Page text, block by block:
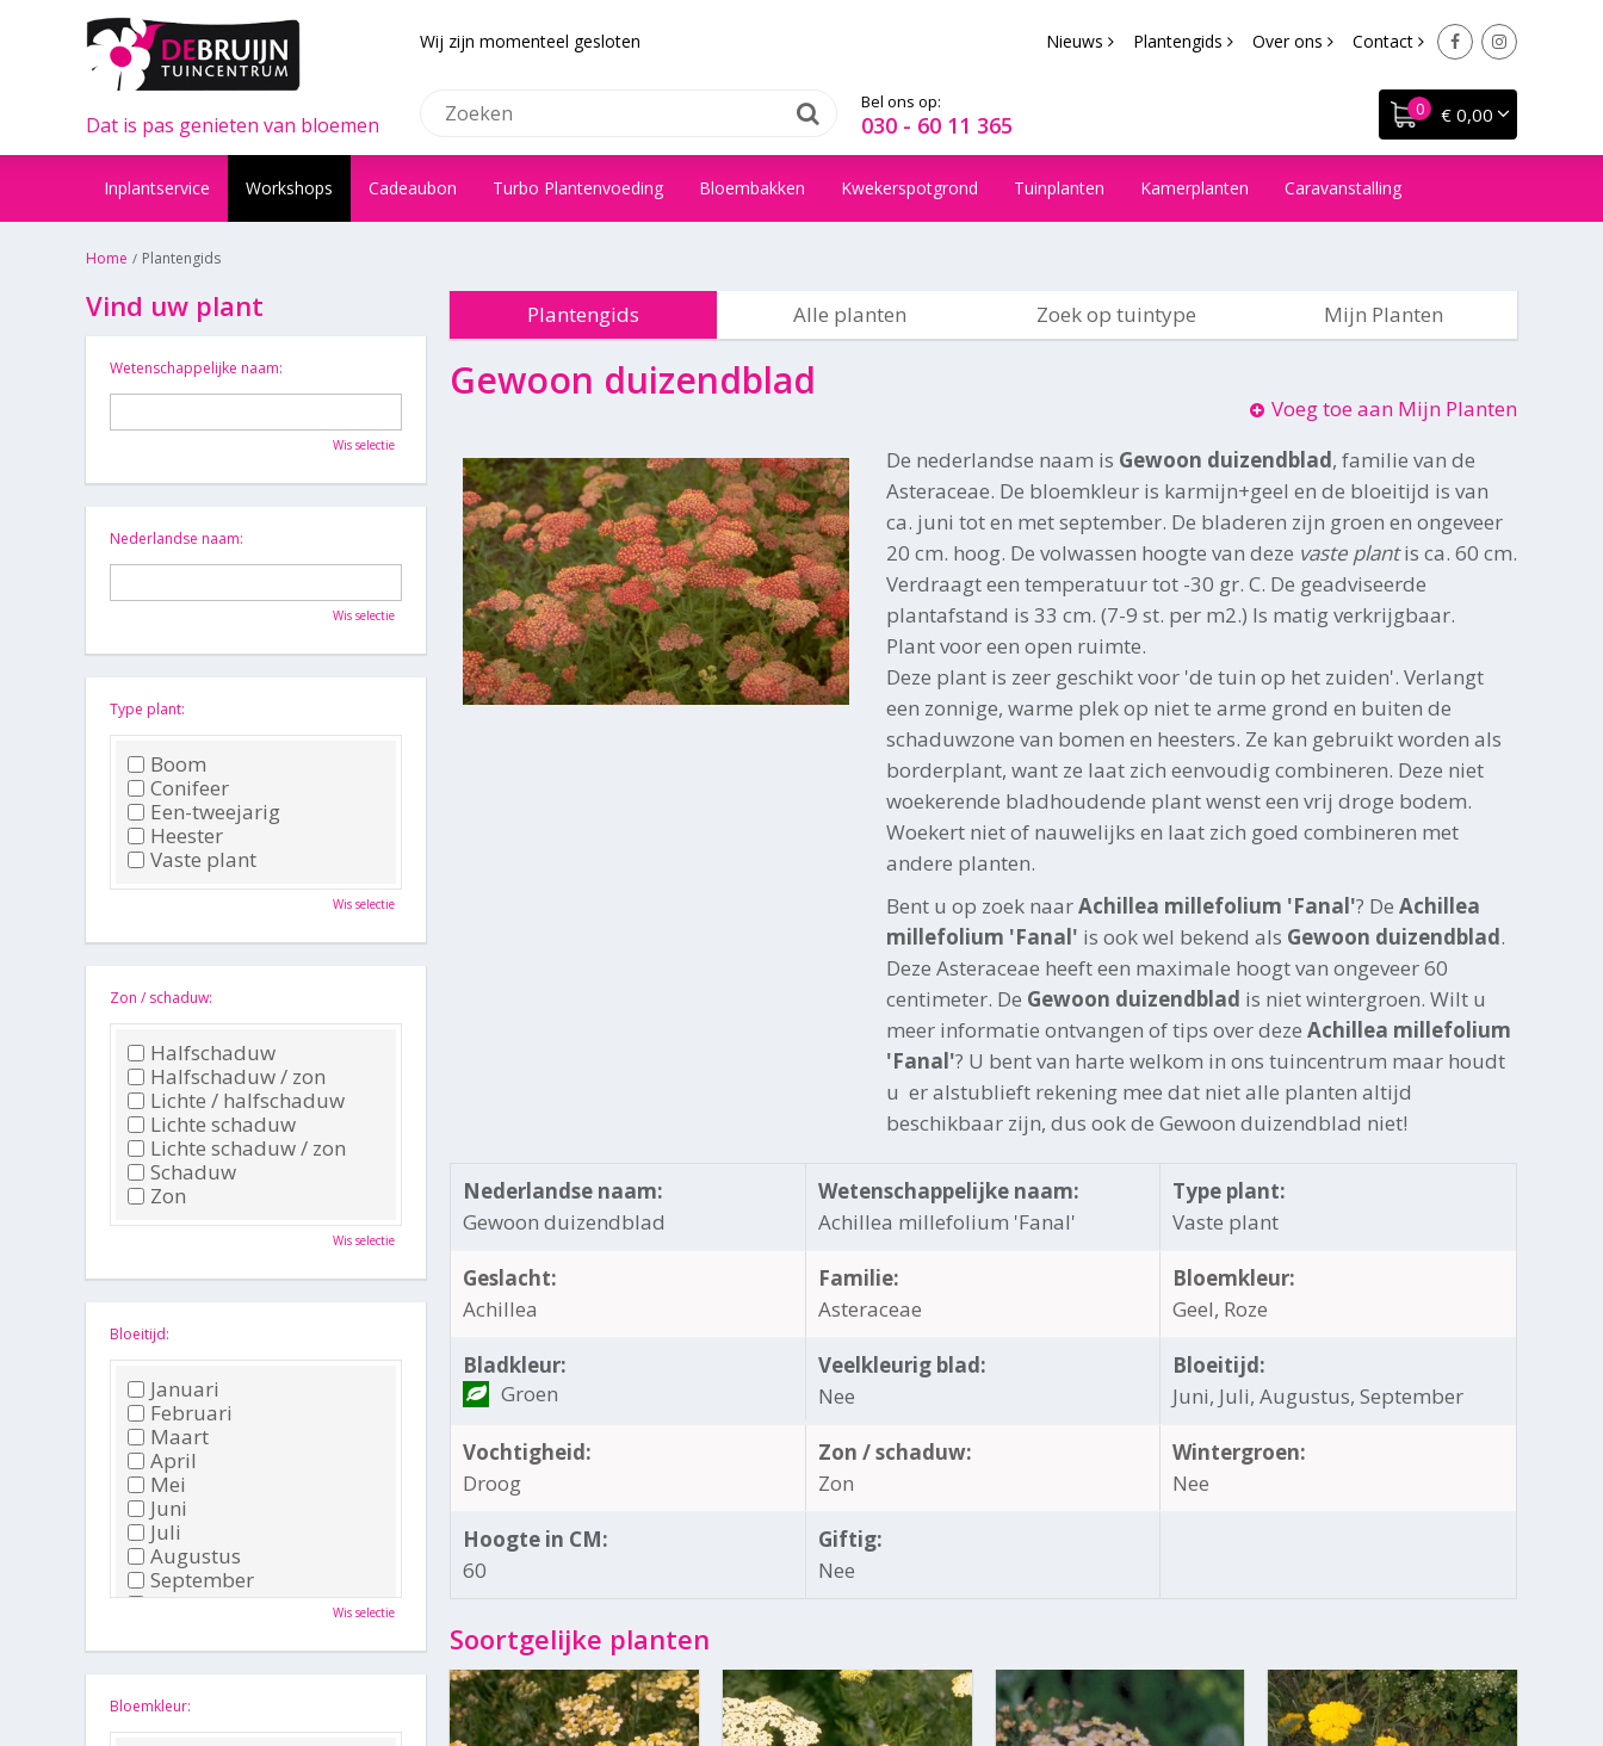
Home Plantengids
Wij zijn momenteel gesloten
Dat is pas genieten van bloemen
Nieuws Plantengids Over ons Contact
€ 0,00
Bel ons op:
030 - 60 11 365
Inplantservice Workshops Cadeaubon Turbo Plantenvoeding Bloembakken Kwekerspotgrond Tuinplanten Kamerplanten Caravanstalling
Plantengids Alle planten Zoek op tuintype Mijn Planten
Gewoon duizendblad
Voeg toe aan Mijn Planten
De nederlandse naam is Gewoon duizendblad, familie van de
Asteraceae. De bloemkleur is karmijn+geel en de bloeitijd is van
ca. juni tot en met september. De bladeren zijn groen en ongeveer
20 cm. hoog. De volwassen hoogte van deze vaste plantis ca. 60 cm.
Verdraagt een temperatuur tot -30 gr. C. De geadviseerde
plantafstand is 33 cm. (7-9 st. per m2.) Is matig verkrijgbaar.
Plant voor een open ruimte.
Deze plant is zeer geschikt voor 'de tuin op het zuiden'. Verlangt
een zonnige, warme plek op niet te arme grond en buiten de
schaduwzone van bomen en heesters. Ze kan gebruikt worden als
borderplant, want ze laat zich eenvoudig combineren. Deze niet
woekerende bladhoudende plant wenst een vrij droge bodem.
Woekert niet of nauwelijks en laat zich goed combineren met
andere planten.
Bent u op zoek naarAchillea millefolium 'Fanal'? De Achillea
millefolium 'Fanal' is ook wel bekend als Gewoon duizendblad.
Deze Asteraceae heeft een maximale hoogt van ongeveer 60
centimeter. De Gewoon duizendblad is niet wintergroen. Wilt u
meer informatie ontvangen of tips over deze Achillea millefolium
'Fanal'? U bent van harte welkom in ons tuincentrum maar houdt
u er alstublieft rekening mee dat niet alle planten altijd
beschikbaar zijn, dus ook de Gewoon duizendblad niet!
Nederlandse naam:
Gewoon duizendblad
Wetenschappelijke naam:
Achillea millefolium 'Fanal'
Type plant:
Vaste plant
Geslacht:
Achillea
Familie:
Asteraceae
Bloemkleur:
Geel, Roze
Bladkleur:
Groen
Veelkleurig blad:
Nee
Bloeitijd:
Juni, Juli, Augustus, September
Vochtigheid:
Droog
Zon / schaduw:
Zon
Wintergroen:
Nee
Hoogte in CM:
60
Giftig:
Nee
Soortgelijke planten
Vind uw plant
Wetenschappelijke naam:
Wis selectie
Nederlandse naam:
Wis selectie
Type plant:
Boom
Conifeer
Een-tweejarig
Heester
Vaste plant
Wis selectie
Zon / schaduw:
Halfschaduw
Halfschaduw / zon
Lichte / halfschaduw
Lichte schaduw
Lichte schaduw / zon
Schaduw
Zon
Wis selectie
Bloeitijd:
Januari
Februari
Maart
April
Mei
Juni
Juli
Augustus
September
Oktober
December
Wis selectie
Bloemkleur: